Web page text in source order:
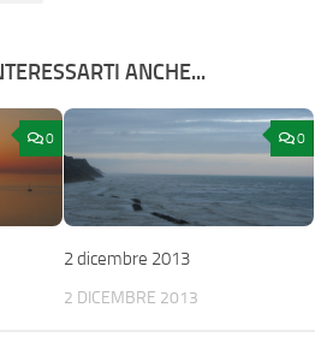
ANCHE...
0 0
2 dicembre 2013
2 DICEMBRE 2013